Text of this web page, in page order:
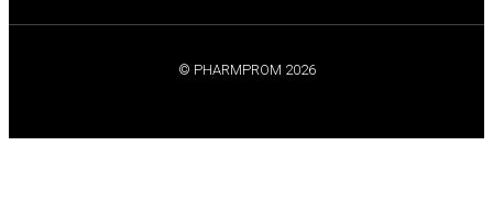
© PHARMPROM 2026